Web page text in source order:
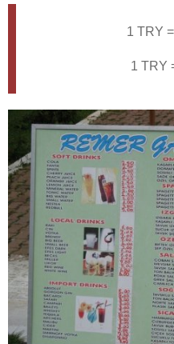
1 TRY
1 TRY